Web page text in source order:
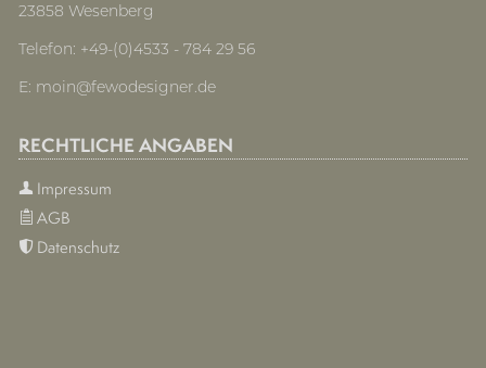
23858 Wesenberg
Telefon: +49-(0)4533 - 784 29 56
E: moin@fewodesigner.de
RECHTLICHE ANGABEN
Impressum
AGB
Datenschutz